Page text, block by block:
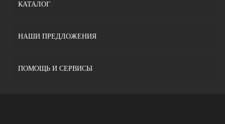
КАТАЛОГ
НАШИ ПРЕДЛОЖЕНИЯ
ПОМОЩЬ И СЕРВИСЫ